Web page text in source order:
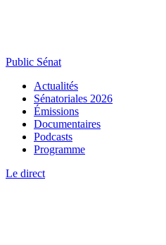
Public Sénat
Actualités
Sénatoriales 2026
Émissions
Documentaires
Podcasts
Programme
Le direct